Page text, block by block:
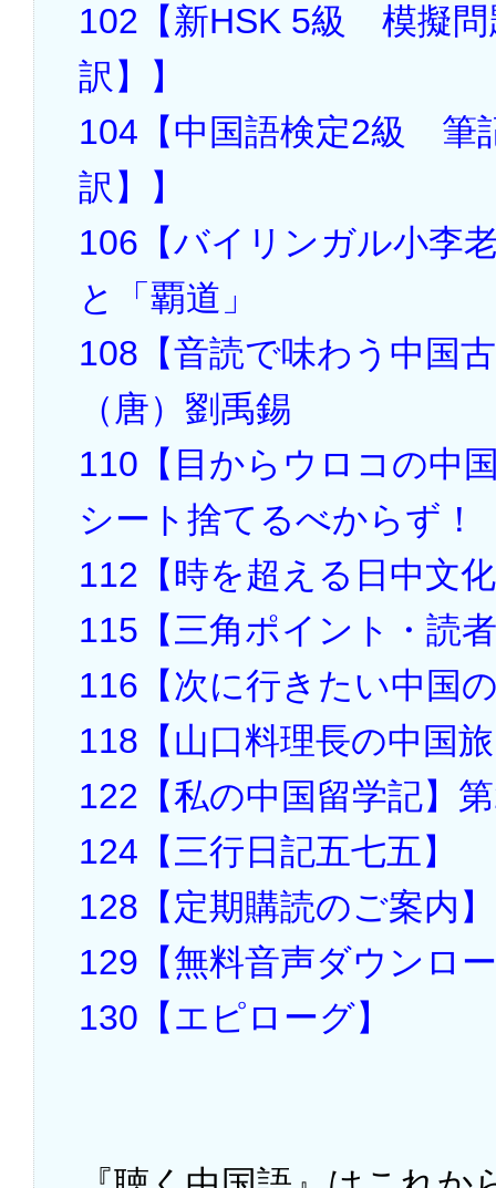
102【新HSK 5級 模擬問
訳】】
104【中国語検定2級 筆
訳】】
106【バイリンガル小李
と「覇道」
108【音読で味わう中国
（唐）劉禹錫
110【目からウロコの中
シート捨てるべからず！
112【時を超える日中文
115【三角ポイント・読
116【次に行きたい中国
118【山口料理長の中国
122【私の中国留学記】
124【三行日記五七五】
128【定期購読のご案内】
129【無料音声ダウンロ
130【エピローグ】